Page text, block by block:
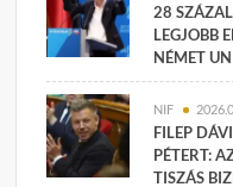
28
LEGJOBB
NÉMET
NIF
FILEP
PÉTERT:
TISZÁS